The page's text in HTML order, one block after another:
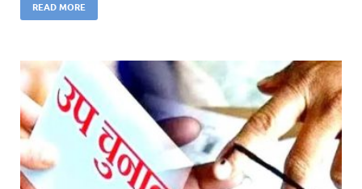
READ MORE